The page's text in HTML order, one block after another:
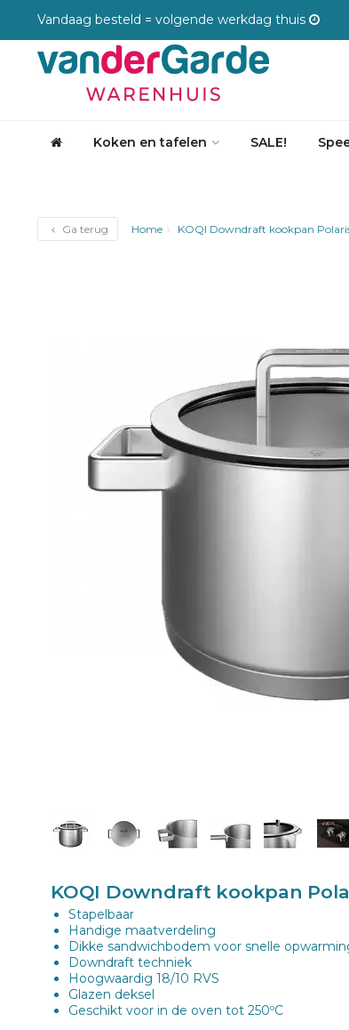
Vandaag besteld = volgende werkdag thuis
Koken en tafelen SALE!
Ga terug Home KOQI Downdraft kookpan
KOQI Downdraft kookpan
Stapelbaar
Handige maatverdeling
Dikke sandwichbodem voor snelle
Downdraft techniek
Hoogwaardig 18/10 RVS
Glazen deksel
Geschikt voor in de oven tot 250ºC